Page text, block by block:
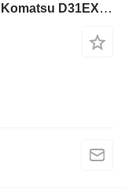
720-2M-00081 hidraulična pumpa za Komatsu D31EX-22 E31PX-22 D37EX-22 D37PX-22 buldožera